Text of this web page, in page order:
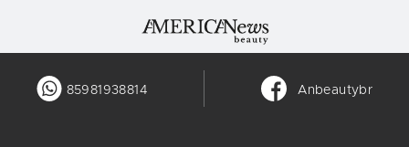
85981938814 Anbeautybr